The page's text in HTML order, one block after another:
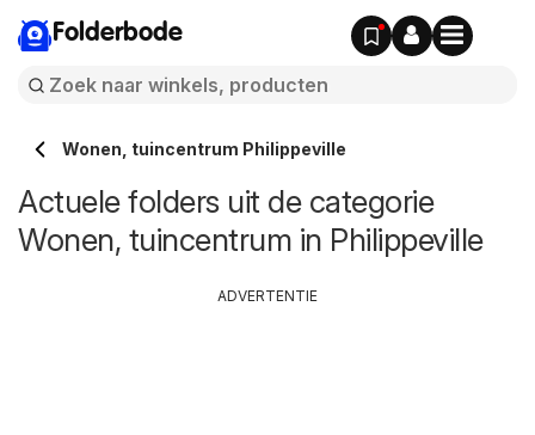
Folderbode
Wonen, tuincentrum Philippeville
Actuele folders uit de categorie
Wonen, tuincentrum in Philippeville
ADVERTENTIE